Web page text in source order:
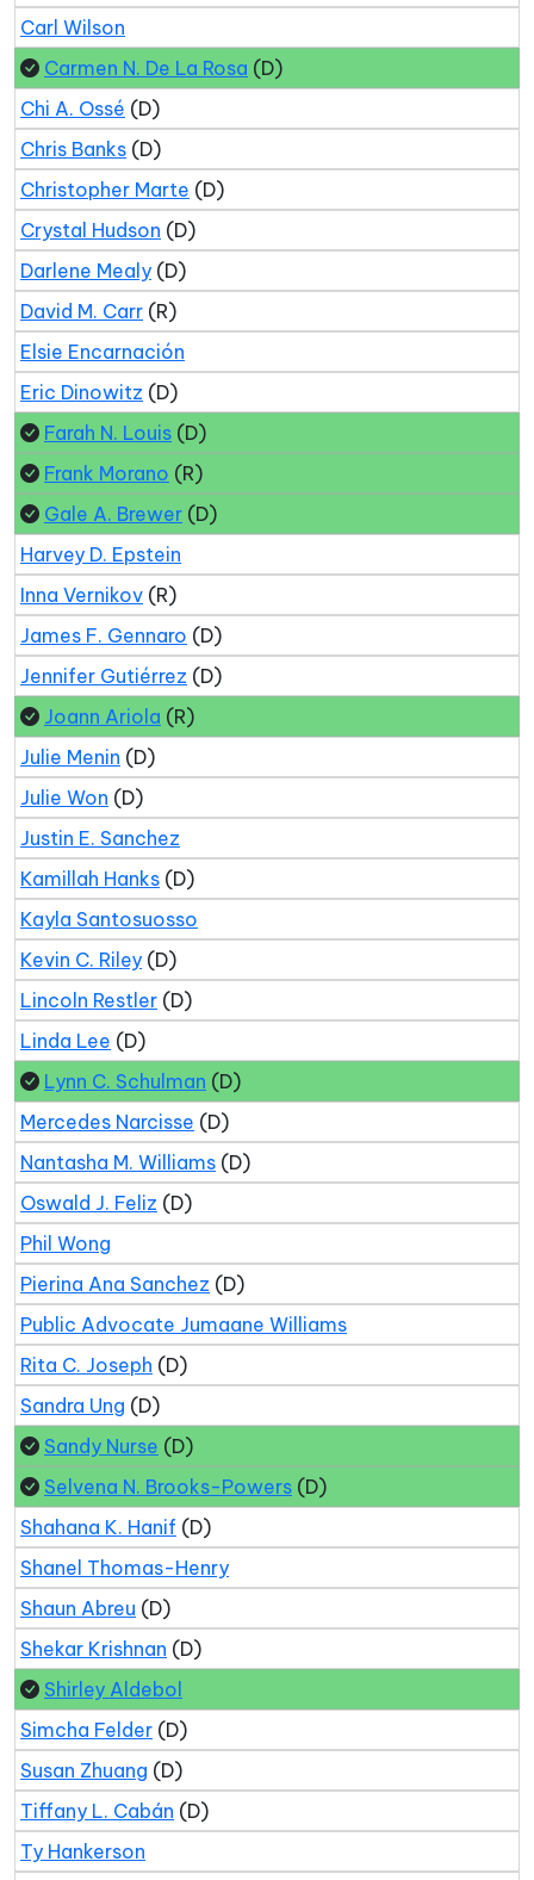
Carl Wilson
Carmen N. De La Rosa (D)
Chi A. Ossé (D)
Chris Banks (D)
Christopher Marte (D)
Crystal Hudson (D)
Darlene Mealy (D)
David M. Carr (R)
Elsie Encarnación
Eric Dinowitz (D)
Farah N. Louis (D)
Frank Morano (R)
Gale A. Brewer (D)
Harvey D. Epstein
Inna Vernikov (R)
James F. Gennaro (D)
Jennifer Gutiérrez (D)
Joann Ariola (R)
Julie Menin (D)
Julie Won (D)
Justin E. Sanchez
Kamillah Hanks (D)
Kayla Santosuosso
Kevin C. Riley (D)
Lincoln Restler (D)
Linda Lee (D)
Lynn C. Schulman (D)
Mercedes Narcisse (D)
Nantasha M. Williams (D)
Oswald J. Feliz (D)
Phil Wong
Pierina Ana Sanchez (D)
Public Advocate Jumaane Williams
Rita C. Joseph (D)
Sandra Ung (D)
Sandy Nurse (D)
Selvena N. Brooks-Powers (D)
Shahana K. Hanif (D)
Shanel Thomas-Henry
Shaun Abreu (D)
Shekar Krishnan (D)
Shirley Aldebol
Simcha Felder (D)
Susan Zhuang (D)
Tiffany L. Cabán (D)
Ty Hankerson